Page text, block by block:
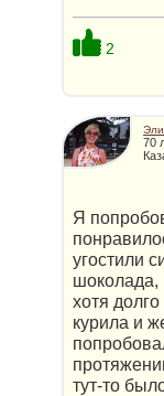
2
70
Я
угостили
шоколада,
хотя
курила и
тут-то